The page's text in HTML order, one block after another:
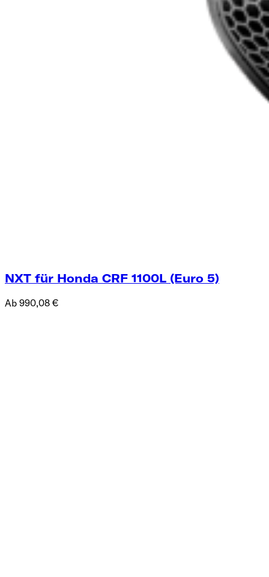
NXT für Honda CRF 1100L (Euro 5)
Ab 990,08 €